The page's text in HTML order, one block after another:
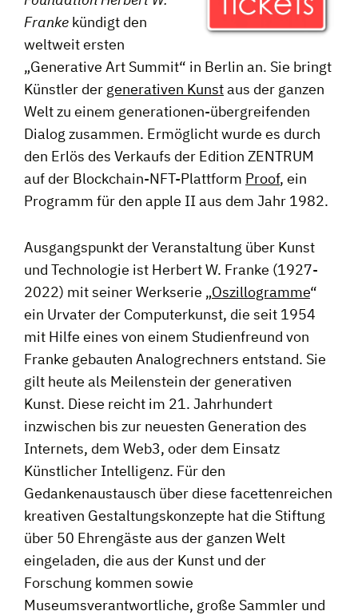
Franke kündigt den
weltweit ersten
„Generative Art Summit“ in Berlin an. Sie bringt
Künstler der generativen Kunstaus der ganzen
Welt zu einem generationen-übergreifenden
Dialog zusammen. Ermöglicht wurde es durch
den Erlös des Verkaufs der Edition ZENTRUM
auf der Blockchain-NFT-Plattform Proof, ein
Programm für den apple II aus dem Jahr 1982.
Ausgangspunkt der Veranstaltung über Kunst
und Technologie ist Herbert W. Franke (1927-
2022) mit seiner Werkserie „Oszillogramme“
ein Urvater der Computerkunst, die seit 1954
mit Hilfe eines von einem Studienfreund von
Franke gebauten Analogrechners entstand. Sie
gilt heute als Meilenstein der generativen
Kunst. Diese reicht im 21. Jahrhundert
inzwischen bis zur neuesten Generation des
Internets, dem Web3, oder dem Einsatz
Künstlicher Intelligenz. Für den
Gedankenaustausch über diese facettenreichen
kreativen Gestaltungskonzepte hat die Stiftung
über 50 Ehrengäste aus der ganzen Welt
eingeladen, die aus der Kunst und der
Forschung kommen sowie
Museumsverantwortliche, große Sammler und